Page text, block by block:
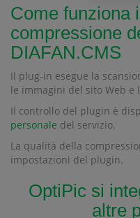
Come funziona
compressione
DIAFAN.CMS
Il plug-in esegue la
le immagini del sito Web e
Il controllo del plugin è
personale del servizio.
La qualità della
impostazioni del plugin.
OptiPic si
altre